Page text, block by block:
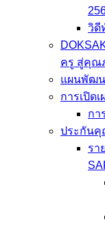
วิดี
ครู สู่คุณ
แผนพัฒน
การเปิด
กา
ประกันคุ
รา